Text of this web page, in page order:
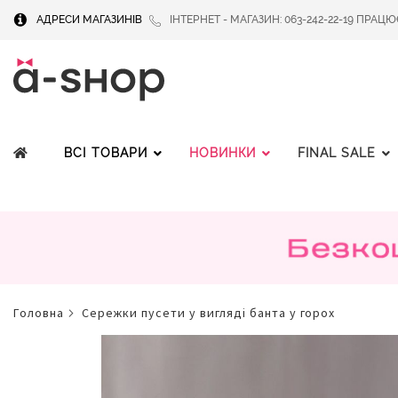
АДРЕСИ МАГАЗИНІВ ІНТЕРНЕТ - МАГАЗИН: 063-242-22-19
ВСІ ТОВАРИ НОВИНКИ FINAL SALE
головна сережки пусети у вигляді банта у горох